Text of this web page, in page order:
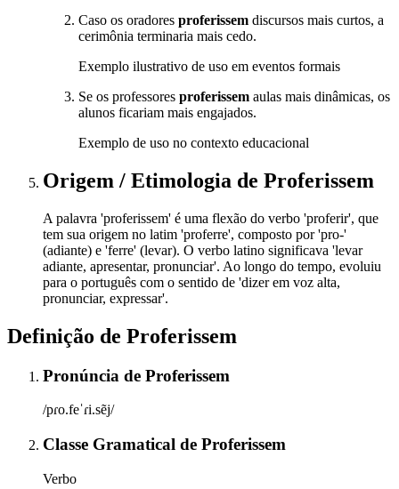
Caso os oradores proferissem discursos mais curtos, a
cerimônia terminaria mais cedo.
Exemplo ilustrativo de uso em eventos formais
Se os professores proferissem aulas mais dinâmicas, os
alunos ficariam mais engajados.
Exemplo de uso no contexto educacional
Origem / Etimologia de Proferissem
A palavra 'proferissem' é uma flexão do verbo 'proferir', que
tem sua origem no latim 'proferre', composto por 'pro-'
(adiante) e 'ferre' (levar). O verbo latino significava 'levar
adiante, apresentar, pronunciar'. Ao longo do tempo, evoluiu
para o português com o sentido de 'dizer em voz alta,
pronunciar, expressar'.
Definição de Proferissem
Pronúncia de Proferissem
/pɾo.feˈɾi.sẽj/
Classe Gramatical de Proferissem
Verbo